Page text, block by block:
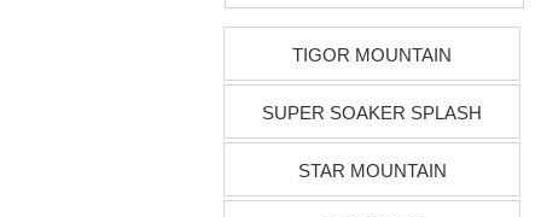
TIGOR MOUNTAIN
SUPER SOAKER SPLASH
STAR MOUNTAIN